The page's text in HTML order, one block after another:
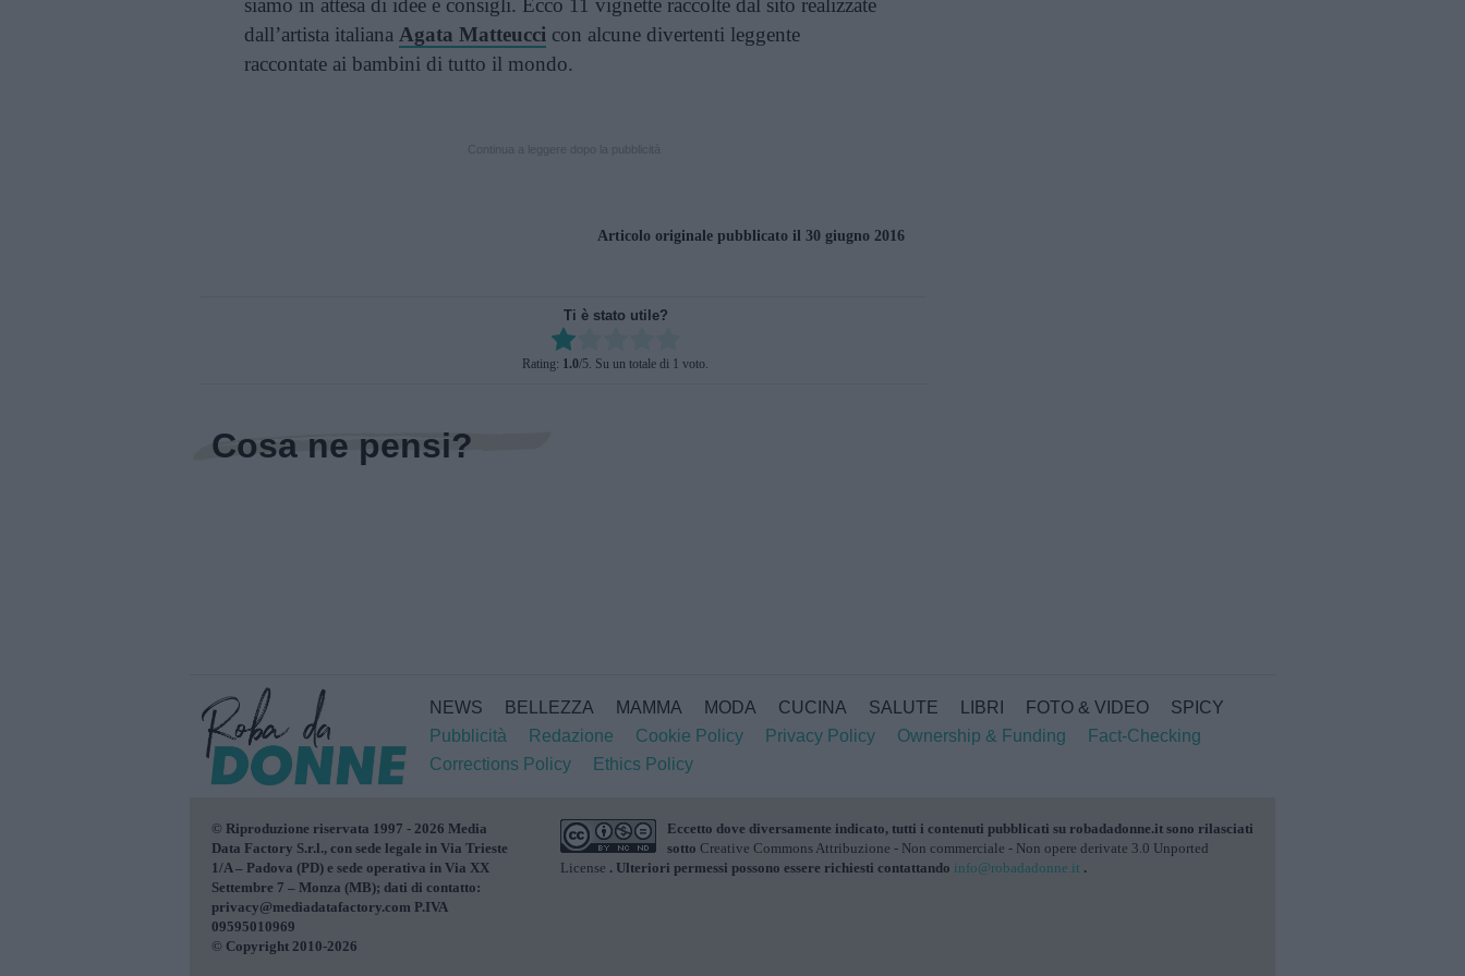
siamo in attesa di idee e consigli. Ecco 11 vignette raccolte dal sito realizzate
dall’artista italiana Agata Matteucci con alcune divertenti leggente
raccontate ai bambini di tutto il mondo.
Articolo originale pubblicato il 30 giugno 2016
Ti è stato utile?
Rate this item:
Rating: 1.0/5. Su un totale di 1 voto.
Cosa ne pensi?
NEWS BELLEZZA MAMMA MODA CUCINA SALUTE LIBRI FOTO & VIDEO
SPICY
Pubblicità
Redazione Cookie Policy Privacy Policy Ownership & Funding
Fact-Checking
Corrections Policy
Ethics Policy
© Riproduzione riservata 1997 - 2026 Media
Data Factory S.r.l., con sede legale in Via Trieste
1/A – Padova (PD) e sede operativa in Via XX
Settembre 7 – Monza (MB); dati di contatto:
privacy@mediadatafactory.com P.IVA
09595010969
© Copyright 2010-2026
Eccetto dove diversamente indicato, tutti i contenuti pubblicati su robadadonne.it sono rilasciati
sotto Creative Commons Attribuzione - Non commerciale - Non opere derivate 3.0 Unported
License . Ulteriori permessi possono essere richiesti contattando info@robadadonne.it .